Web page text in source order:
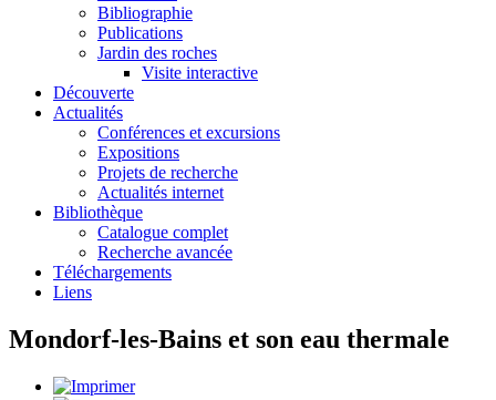
Bibliographie
Publications
Jardin des roches
Visite interactive
Découverte
Actualités
Conférences et excursions
Expositions
Projets de recherche
Actualités internet
Bibliothèque
Catalogue complet
Recherche avancée
Téléchargements
Liens
Mondorf-les-Bains et son eau thermale